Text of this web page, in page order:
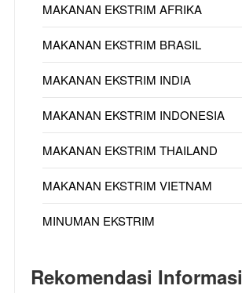
MAKANAN EKSTRIM AFRIKA
MAKANAN EKSTRIM BRASIL
MAKANAN EKSTRIM INDIA
MAKANAN EKSTRIM INDONESIA
MAKANAN EKSTRIM THAILAND
MAKANAN EKSTRIM VIETNAM
MINUMAN EKSTRIM
Rekomendasi Informasi